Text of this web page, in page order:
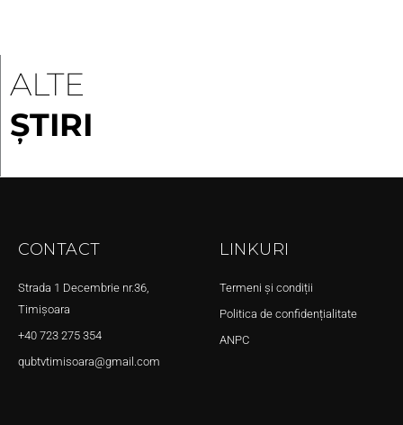
ALTE
ȘTIRI
CONTACT
Strada 1 Decembrie nr.36,
Timișoara
+40 723 275 354
qubtvtimisoara@gmail.com
LINKURI
Termeni și condiții
Politica de confidențialitate
ANPC